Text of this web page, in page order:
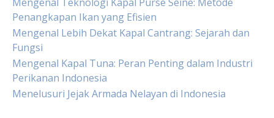
Penangkapan Ikan yang Efisien
Mengenal Lebih Dekat Kapal Cantrang: Sejarah dan
Fungsi
Mengenal Kapal Tuna: Peran Penting dalam Industri
Perikanan Indonesia
Menelusuri Jejak Armada Nelayan di Indonesia